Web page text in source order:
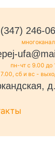
246-
пн-чт с 9.00 до
сб и вс -